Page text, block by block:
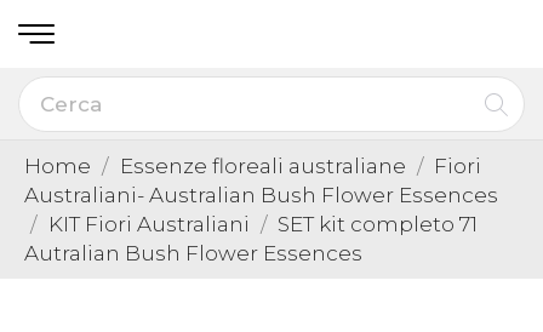
Home Essenze floreali australiane
Fiori
Australiani- Australian Bush Flower Essences
KIT Fiori Australiani
SET kit completo 71
Autralian Bush Flower Essences